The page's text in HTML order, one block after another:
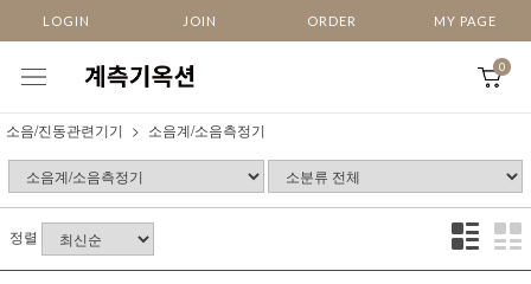
LOGIN JOIN ORDER MY PAGE
0
소음/진동관련기기 소음계/소음측정기
정렬